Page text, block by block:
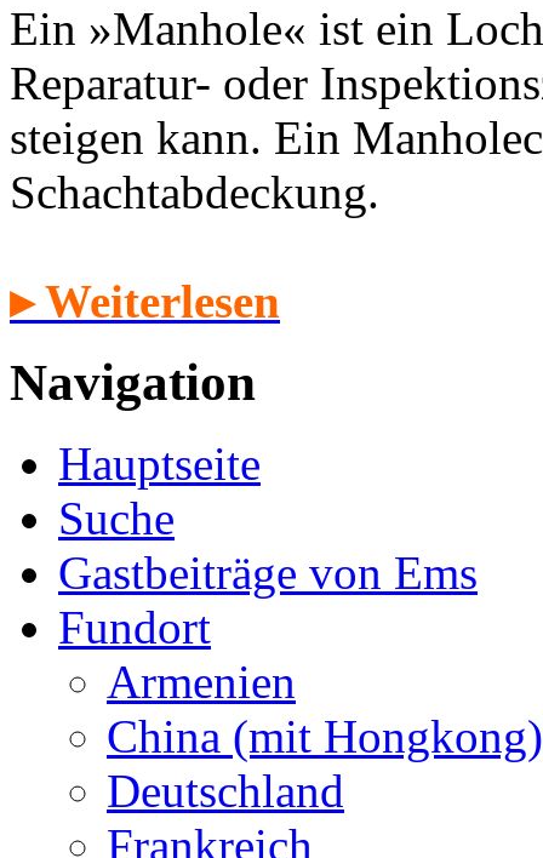
Ein »Manhole« ist ein
Reparatur- oder
steigen kann. Ein
Schachtabdeckung.
▸ Weiterlesen
Navigation
Hauptseite
Suche
Gastbeiträge von Ems
Fundort
Armenien
China (mit Hongkong)
Deutschland
Frankreich